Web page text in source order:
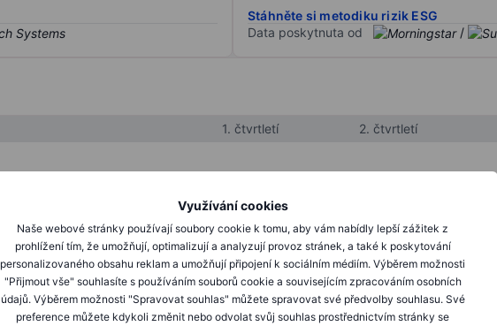
Využívání cookies
Naše webové stránky používají soubory cookie k tomu, aby vám nabídly lepší zážitek z
prohlížení tím, že umožňují, optimalizují a analyzují provoz stránek, a také k poskytování
personalizovaného obsahu reklam a umožňují připojení k sociálním médiím. Výběrem možnosti
"Přijmout vše" souhlasíte s používáním souborů cookie a souvisejícím zpracováním osobních
údajů. Výběrem možnosti "Spravovat souhlas" můžete spravovat své předvolby souhlasu. Své
preference můžete kdykoli změnit nebo odvolat svůj souhlas prostřednictvím stránky se
Stáhněte si metodiku rizik ESG
Data poskytnuta od
/
1. čtvrtletí 2. čtvrtletí
XXXXXXX XXXXXXX
XXXXXXX XXXXXXX
XXXXXXX XXXXXXX